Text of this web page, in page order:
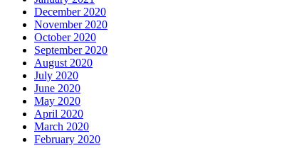
December 2020
November 2020
October 2020
September 2020
August 2020
July 2020
June 2020
May 2020
April 2020
March 2020
February 2020